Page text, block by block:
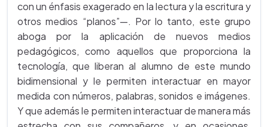
con un énfasis exagerado en la lectura y la escritura y
otros medios “planos”—. Por lo tanto, este grupo
aboga por la aplicación de nuevos medios
pedagógicos, como aquellos que proporciona la
tecnología, que liberan al alumno de este mundo
bidimensional y le permiten interactuar en mayor
medida con números, palabras, sonidos e imágenes.
Y que además le permiten interactuar de manera más